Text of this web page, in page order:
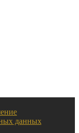
данных